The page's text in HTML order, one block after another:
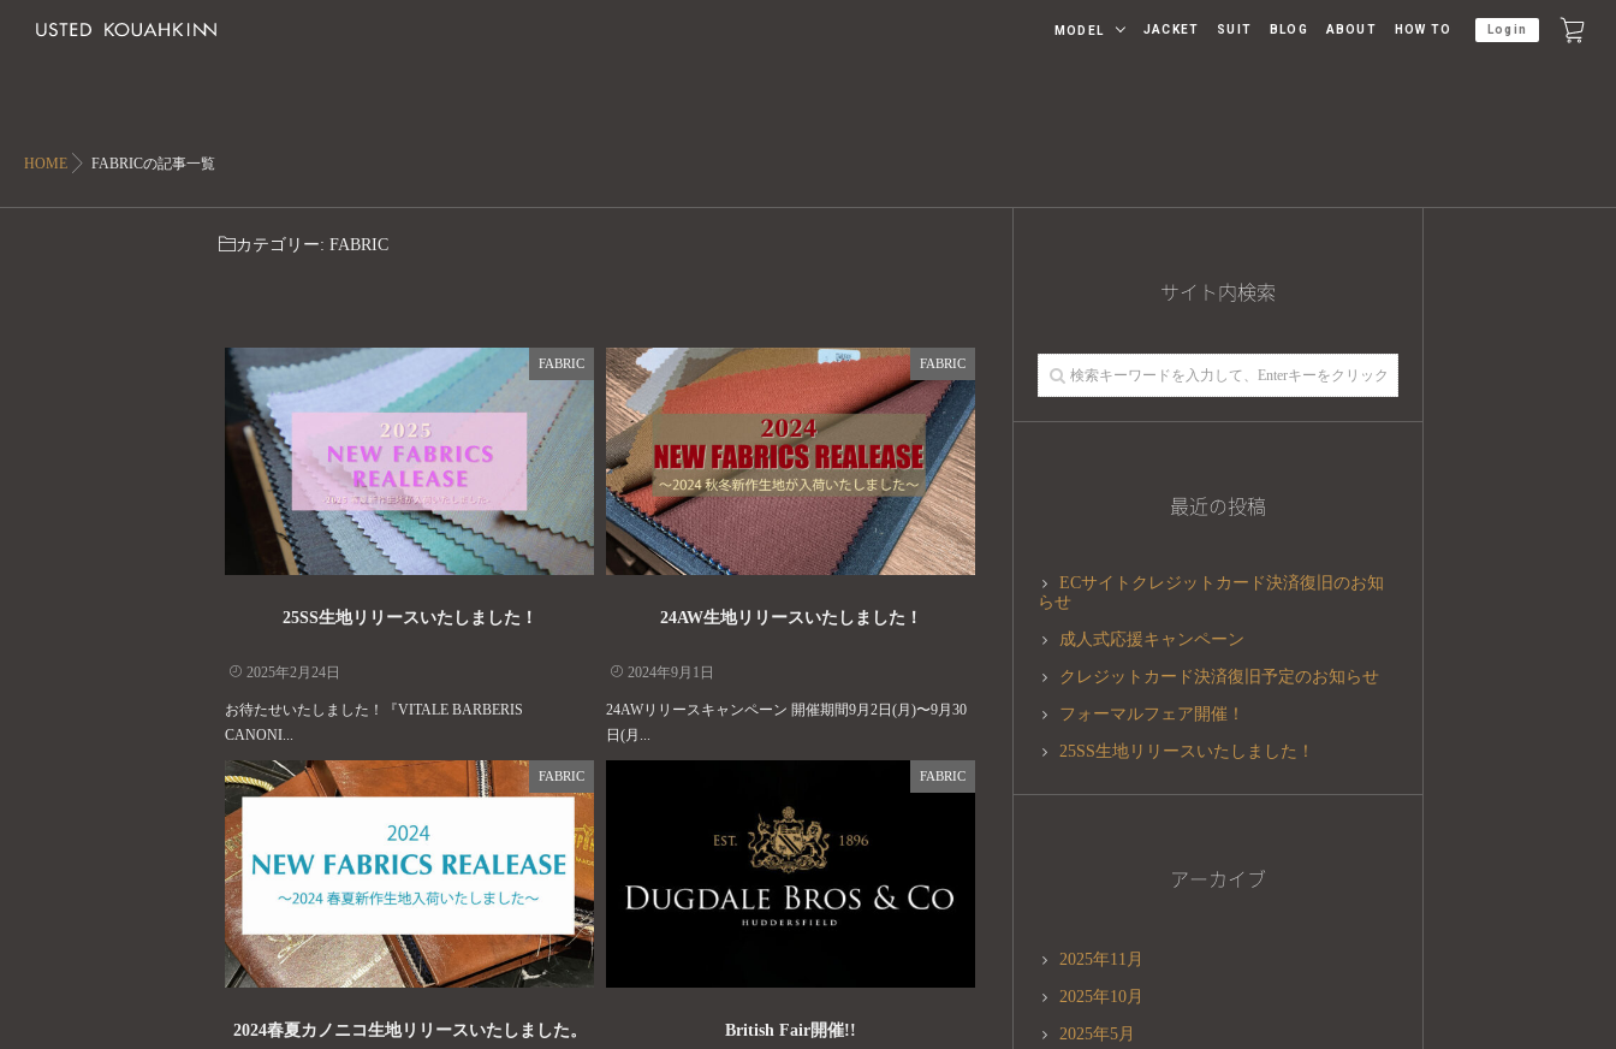
MODEL JACKET SUIT BLOG ABOUT HOW TO Login
HOME FABRICの記事一覧
カテゴリー: FABRIC
FABRIC
25SS生地リリースいたしました！
2025年2月24日
お待たせいたしました！『VITALE BARBERIS
CANONI...
FABRIC
24AW生地リリースいたしました！
2024年9月1日
24AWリリースキャンペーン 開催期間9月2日(月)〜9月30
日(月...
FABRIC
2024春夏カノニコ生地リリースいたしました。
FABRIC
British Fair開催!!
サイト内検索
最近の投稿
ECサイトクレジットカード決済復旧のお知
らせ
成人式応援キャンペーン
クレジットカード決済復旧予定のお知らせ
フォーマルフェア開催！
25SS生地リリースいたしました！
アーカイブ
2025年11月
2025年10月
2025年5月